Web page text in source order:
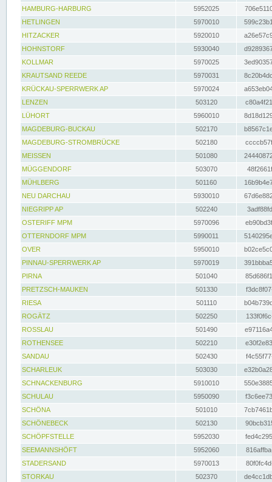
HAMBURG-HARBURG
5952025
HETLINGEN
5970010
HITZACKER
5920010
HOHNSTORF
5930040
KOLLMAR
5970025
KRAUTSAND REEDE
5970031
KRÜCKAU-SPERRWERK AP
5970024
LENZEN
503120
LÜHORT
5960010
MAGDEBURG-BUCKAU
502170
MAGDEBURG-STROMBRÜCKE
502180
MEISSEN
501080
MÜGGENDORF
503070
MÜHLBERG
501160
NEU DARCHAU
5930010
NIEGRIPP AP
502240
OSTERIFF MPM
5970096
OTTERNDORF MPM
5990011
OVER
5950010
PINNAU-SPERRWERK AP
5970019
PIRNA
501040
PRETZSCH-MAUKEN
501330
RIESA
501110
ROGÄTZ
502250
ROSSLAU
501490
ROTHENSEE
502210
SANDAU
502430
SCHARLEUK
503030
SCHNACKENBURG
5910010
SCHULAU
5950090
SCHÖNA
501010
SCHÖNEBECK
502130
SCHÖPFSTELLE
5952030
SEEMANNSHÖFT
5952060
STADERSAND
5970013
STORKAU
502370